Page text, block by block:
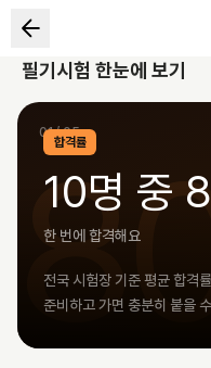
필기시험 한눈에 보기
01/05
합격률
10명 중
한 번에 합격해요
전국 시험장 기준 평균 합격
준비하고 가면 충분히 붙을